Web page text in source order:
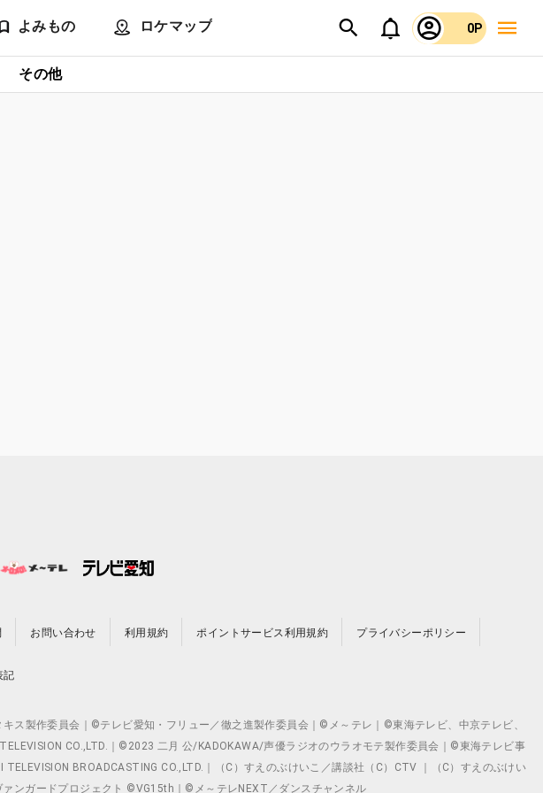
よみもの ロケマップ 0P
その他
お問い合わせ 利用規約 ポイントサービス利用規約 プライバシーポリシー
記
製作委員会｜©テレビ愛知・フリュー／徹之進製作委員会｜©メ～テレ｜©東海テレビ、中京テレビ、
CO.,LTD.｜©2023 二月 公/KADOKAWA/声優ラジオのウラオモテ製作委員会｜©東海テレビ事
BROADCASTING CO.,LTD.｜（C）すえのぶけいこ／講談社（C）CTV ｜（C）すえのぶけい
ンガードプロジェクト ©VG15th｜©メ～テレNEXT／ダンスチャンネル